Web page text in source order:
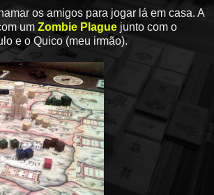
os amigos para jogar lá em casa. A
um Zombie Plague junto com o
e o Quico (meu irmão).